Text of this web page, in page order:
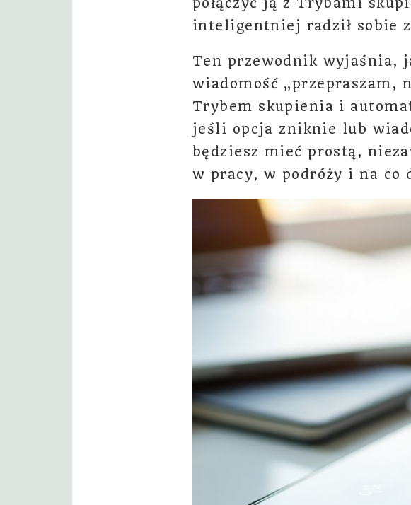
inteligentniej radził sobie
Ten przewodnik wyjaśnia,
wiadomość „przepraszam,
Trybem skupienia i
jeśli opcja zniknie lub
będziesz mieć prostą,
w pracy, w podróży i na co